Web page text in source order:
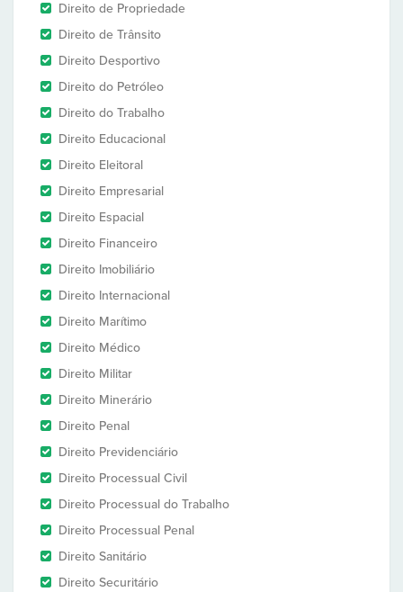
Direito de Propriedade
Direito de Trânsito
Direito Desportivo
Direito do Petróleo
Direito do Trabalho
Direito Educacional
Direito Eleitoral
Direito Empresarial
Direito Espacial
Direito Financeiro
Direito Imobiliário
Direito Internacional
Direito Marítimo
Direito Médico
Direito Militar
Direito Minerário
Direito Penal
Direito Previdenciário
Direito Processual Civil
Direito Processual do Trabalho
Direito Processual Penal
Direito Sanitário
Direito Securitário